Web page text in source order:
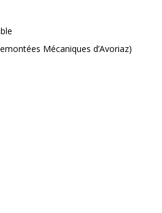
Mécaniques d’Avoriaz)